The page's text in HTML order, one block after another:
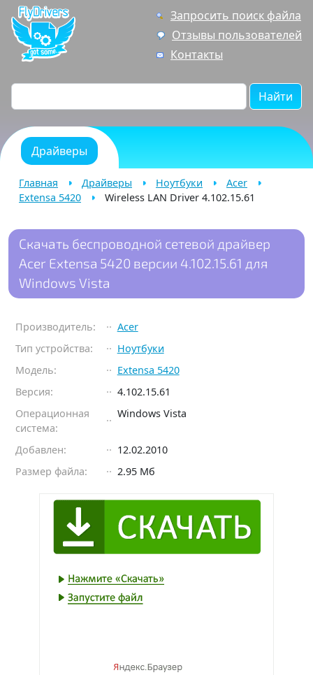
Запросить поиск файла
Отзывы пользователей
Контакты
Найти
Драйверы
Главная Драйверы Ноутбуки
Acer
Extensa 5420
Wireless LAN Driver 4.102.15.61
Скачать беспроводной сетевой драйвер
Acer Extensa 5420 версии 4.102.15.61 для
Windows Vista
Производитель:
Acer
Тип устройства:
Ноутбуки
Модель:
Extensa 5420
Версия:
4.102.15.61
Операционная
система:
Windows Vista
Добавлен:
12.02.2010
Размер файла:
2.95 Мб